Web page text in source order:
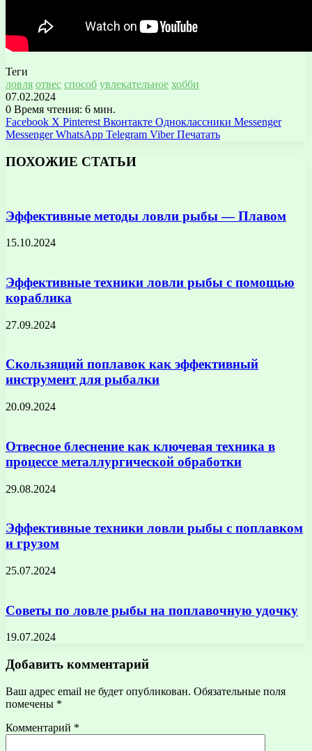
Теги
ловля отвес способ увлекательное хобби
07.02.2024
0 Время чтения: 6 мин.
Facebook X Pinterest Вконтакте Одноклассники Messenger
Messenger WhatsApp Telegram Viber Печатать
ПОХОЖИЕ СТАТЬИ
Эффективные методы ловли рыбы — Плавом
15.10.2024
Эффективные техники ловли рыбы с помощью
кораблика
27.09.2024
Скользящий поплавок как эффективный
инструмент для рыбалки
20.09.2024
Отвесное блеснение как ключевая техника в
процессе металлургической обработки
29.08.2024
Эффективные техники ловли рыбы с поплавком
и грузом
25.07.2024
Советы по ловле рыбы на поплавочную удочку
19.07.2024
Добавить комментарий
Ваш адрес email не будет опубликован. Обязательные поля
помечены *
Комментарий *